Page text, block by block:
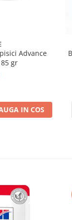
Advance
gr
IN COS